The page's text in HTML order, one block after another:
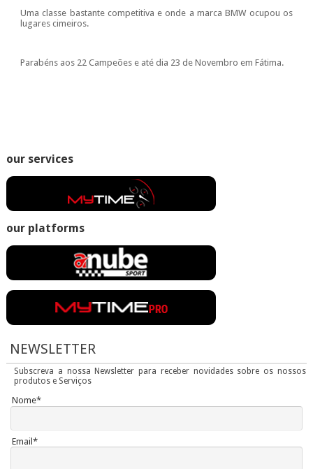
Uma classe bastante competitiva e onde a marca BMW ocupou os
lugares cimeiros.
Parabéns aos 22 Campeões e até dia 23 de Novembro em Fátima.
our services
our platforms
NEWSLETTER
Subscreva a nossa Newsletter para receber novidades sobre os nossos
produtos e Serviços
Nome*
Email*